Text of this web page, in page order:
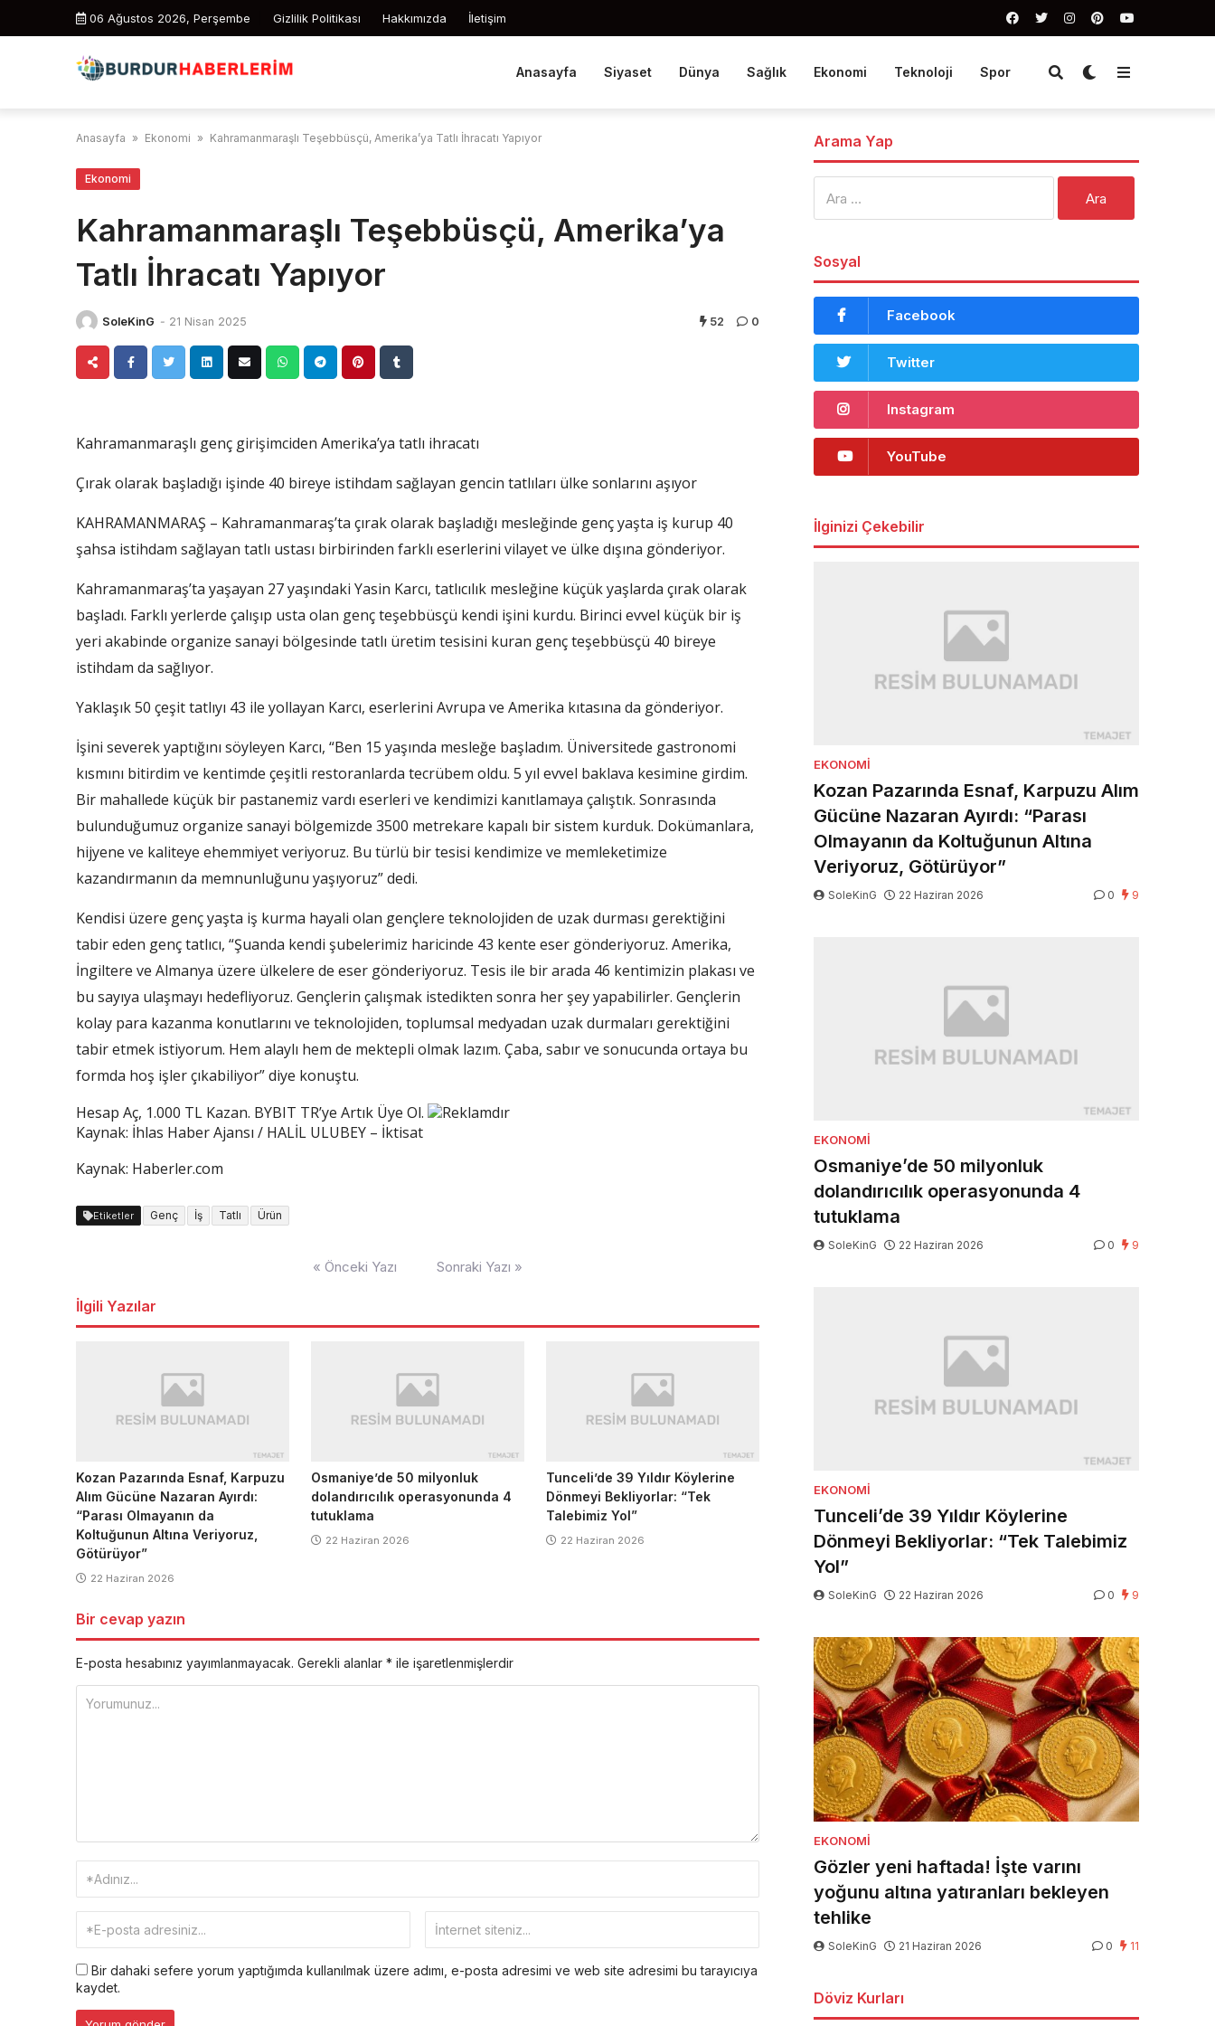
06 Ağustos 2026, Perşembe Gizlilik Politikası Hakkımızda İletişim
Anasayfa Siyaset Dünya Sağlık Ekonomi Teknoloji Spor
Anasayfa » Ekonomi » Kahramanmaraşlı Teşebbüsçü, Amerika’ya Tatlı İhracatı Yapıyor
Ekonomi
Kahramanmaraşlı Teşebbüsçü, Amerika’ya
Tatlı İhracatı Yapıyor
SoleKinG - 21 Nisan 2025 52 0
Kahramanmaraşlı genç girişimciden Amerika’ya tatlı ihracatı
Çırak olarak başladığı işinde 40 bireye istihdam sağlayan gencin tatlıları ülke sonlarını aşıyor
KAHRAMANMARAŞ – Kahramanmaraş’ta çırak olarak başladığı mesleğinde genç yaşta iş kurup 40
şahsa istihdam sağlayan tatlı ustası birbirinden farklı eserlerini vilayet ve ülke dışına gönderiyor.
Kahramanmaraş’ta yaşayan 27 yaşındaki Yasin Karcı, tatlıcılık mesleğine küçük yaşlarda çırak olarak
başladı. Farklı yerlerde çalışıp usta olan genç teşebbüsçü kendi işini kurdu. Birinci evvel küçük bir iş
yeri akabinde organize sanayi bölgesinde tatlı üretim tesisini kuran genç teşebbüsçü 40 bireye
istihdam da sağlıyor.
Yaklaşık 50 çeşit tatlıyı 43 ile yollayan Karcı, eserlerini Avrupa ve Amerika kıtasına da gönderiyor.
İşini severek yaptığını söyleyen Karcı, “Ben 15 yaşında mesleğe başladım. Üniversitede gastronomi
kısmını bitirdim ve kentimde çeşitli restoranlarda tecrübem oldu. 5 yıl evvel baklava kesimine girdim.
Bir mahallede küçük bir pastanemiz vardı eserleri ve kendimizi kanıtlamaya çalıştık. Sonrasında
bulunduğumuz organize sanayi bölgemizde 3500 metrekare kapalı bir sistem kurduk. Dokümanlara,
hijyene ve kaliteye ehemmiyet veriyoruz. Bu türlü bir tesisi kendimize ve memleketimize
kazandırmanın da memnunluğunu yaşıyoruz” dedi.
Kendisi üzere genç yaşta iş kurma hayali olan gençlere teknolojiden de uzak durması gerektiğini
tabir eden genç tatlıcı, “Şuanda kendi şubelerimiz haricinde 43 kente eser gönderiyoruz. Amerika,
İngiltere ve Almanya üzere ülkelere de eser gönderiyoruz. Tesis ile bir arada 46 kentimizin plakası ve
bu sayıya ulaşmayı hedefliyoruz. Gençlerin çalışmak istedikten sonra her şey yapabilirler. Gençlerin
kolay para kazanma konutlarını ve teknolojiden, toplumsal medyadan uzak durmaları gerektiğini
tabir etmek istiyorum. Hem alaylı hem de mektepli olmak lazım. Çaba, sabır ve sonucunda ortaya bu
formda hoş işler çıkabiliyor” diye konuştu.
Hesap Aç, 1.000 TL Kazan. BYBIT TR’ye Artık Üye Ol.
Reklamdır
Kaynak: İhlas Haber Ajansı / HALİL ULUBEY – İktisat
Kaynak: Haberler.com
Etiketler Genç İş Tatlı Ürün
« Önceki Yazı Sonraki Yazı »
İlgili Yazılar
Kozan Pazarında Esnaf, Karpuzu
Alım Gücüne Nazaran Ayırdı:
“Parası Olmayanın da
Koltuğunun Altına Veriyoruz,
Götürüyor”
22 Haziran 2026
Osmaniye’de 50 milyonluk
dolandırıcılık operasyonunda 4
tutuklama
22 Haziran 2026
Tunceli’de 39 Yıldır Köylerine
Dönmeyi Bekliyorlar: “Tek
Talebimiz Yol”
22 Haziran 2026
Bir cevap yazın
E-posta hesabınız yayımlanmayacak. Gerekli alanlar * ile işaretlenmişlerdir
Bir dahaki sefere yorum yaptığımda kullanılmak üzere adımı, e-posta adresimi ve web site adresimi bu tarayıcıya
kaydet.
Arama Yap
Sosyal
Facebook
Twitter
Instagram
YouTube
İlginizi Çekebilir
EKONOMI
Kozan Pazarında Esnaf, Karpuzu Alım
Gücüne Nazaran Ayırdı: “Parası
Olmayanın da Koltuğunun Altına
Veriyoruz, Götürüyor”
SoleKinG 22 Haziran 2026 0 9
EKONOMI
Osmaniye’de 50 milyonluk
dolandırıcılık operasyonunda 4
tutuklama
SoleKinG 22 Haziran 2026 0 9
EKONOMI
Tunceli’de 39 Yıldır Köylerine
Dönmeyi Bekliyorlar: “Tek Talebimiz
Yol”
SoleKinG 22 Haziran 2026 0 9
EKONOMI
Gözler yeni haftada! İşte varını
yoğunu altına yatıranları bekleyen
tehlike
SoleKinG 21 Haziran 2026 0 11
Döviz Kurları